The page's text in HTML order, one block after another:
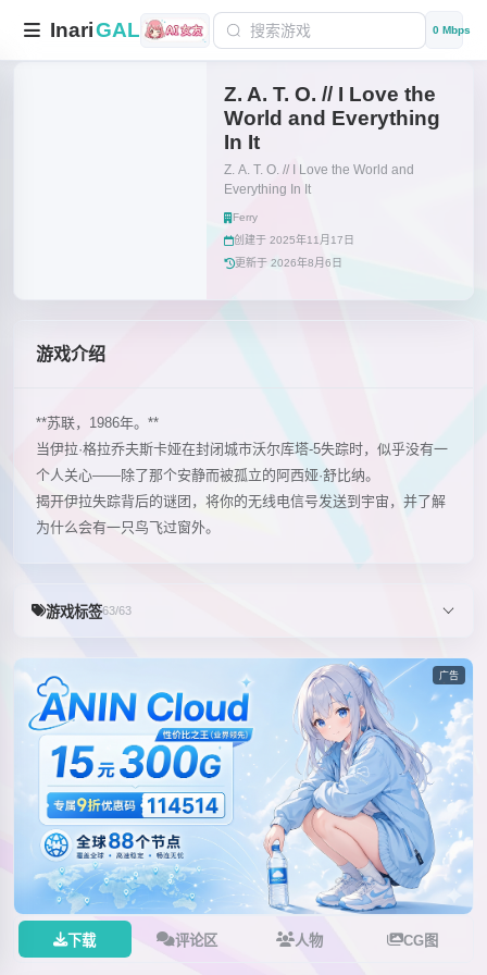
InariGAL 0 Mbps
Z. A. T. O. // I Love the
World and Everything
In It
Z. A. T. O. // I Love the World and
Everything In It
Ferry
创建于 2025年11月17日
更新于 2026年8月6日
游戏介绍
**苏联，1986年。**
当伊拉·格拉乔夫斯卡娅在封闭城市沃尔库塔-5失踪时，似乎没有一
个人关心——除了那个安静而被孤立的阿西娅·舒比纳。
揭开伊拉失踪背后的谜团，将你的无线电信号发送到宇宙，并了解
为什么会有一只鸟飞过窗外。
游戏标签63/63
广告
下载 评论区 人物 CG图